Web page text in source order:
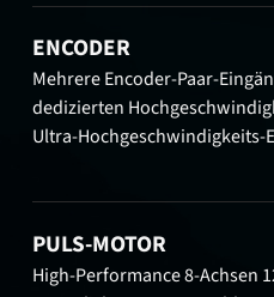
ENCODER
Mehrere Encoder-Paar-
dedizierten
Ultra-Hochgeschwindigkeits-
PULS-MOTOR
High-Performance 8-Achsen